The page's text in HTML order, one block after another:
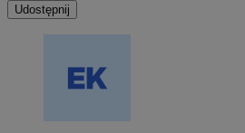
Udostępnij